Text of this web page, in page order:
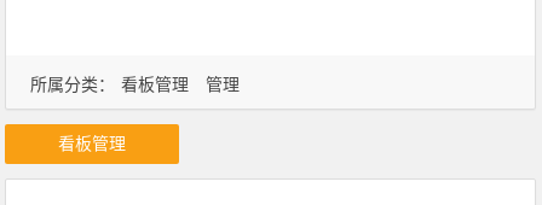
所属分类： 看板管理 管理
看板管理